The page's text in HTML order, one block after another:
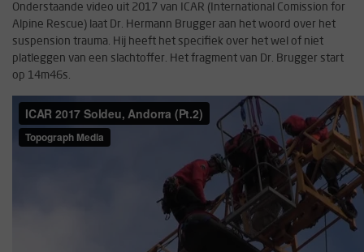
Onderstaande video uit 2017 van ICAR (International Comission for
Alpine Rescue) laat Dr. Hermann Brugger aan het woord over het
suspension trauma. Hij heeft het specifiek over het wel of niet
platleggen van een slachtoffer. Het fragment van Dr. Brugger start
op 14m46s.